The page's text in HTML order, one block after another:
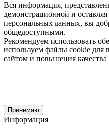
Вся информация,
демонстрационной и
персональных данных, вы
общедоступными.
Рекомендуем использовать
используем файлы cookie для
сайтом и повышения качества
Принимаю
Информация